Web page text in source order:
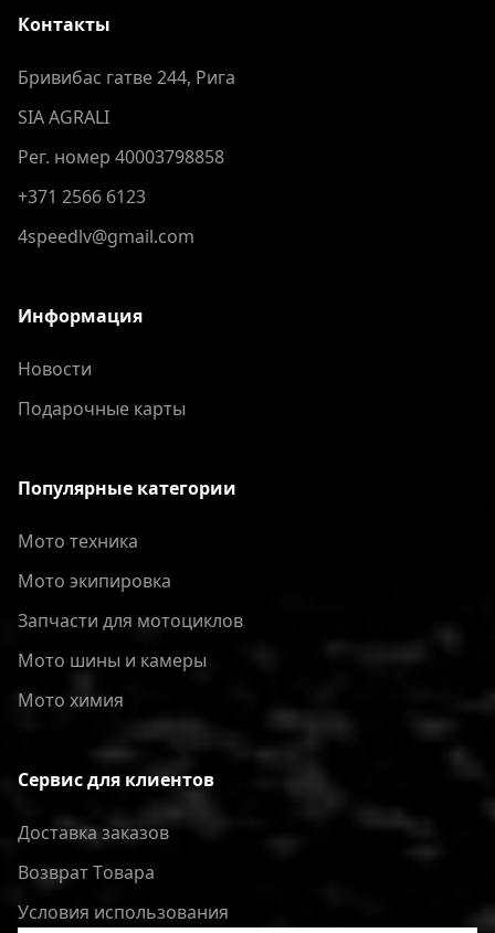
Контакты
Бривибас гатве 244, Рига
SIA AGRALI
Рег. номер 40003798858
+371 2566 6123
4speedlv@gmail.com
Информация
Новости
Подарочные карты
Популярные категории
Мото техника
Мото экипировка
Запчасти для мотоциклов
Мото шины и камеры
Мото химия
Сервис для клиентов
Доставка заказов
Bозврат Tовара
Условия использования